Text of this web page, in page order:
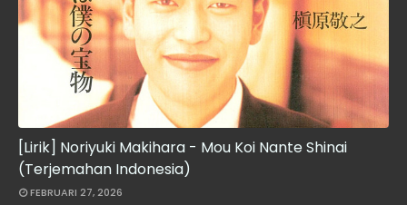
[Lirik] Noriyuki Makihara - Mou Koi Nante Shinai
(Terjemahan Indonesia)
FEBRUARI 27, 2026